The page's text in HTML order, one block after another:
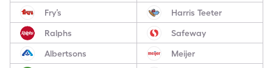
Fry’s Harris Teeter
Ralphs Safeway
Albertsons Meijer